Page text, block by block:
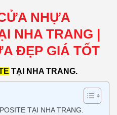
NHỰA
NHA TRANG |
ĐẸP GIÁ TỐT
TẠI NHA TRANG.
TẠI NHA TRANG.